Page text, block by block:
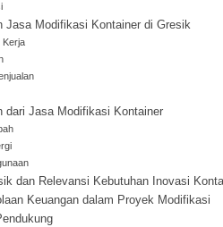
Jasa Modifikasi Kontainer di Gresik
Kerja
dari Jasa Modifikasi Kontainer
dan Relevansi Kebutuhan Inovasi
Keuangan dalam Proyek Modifikasi